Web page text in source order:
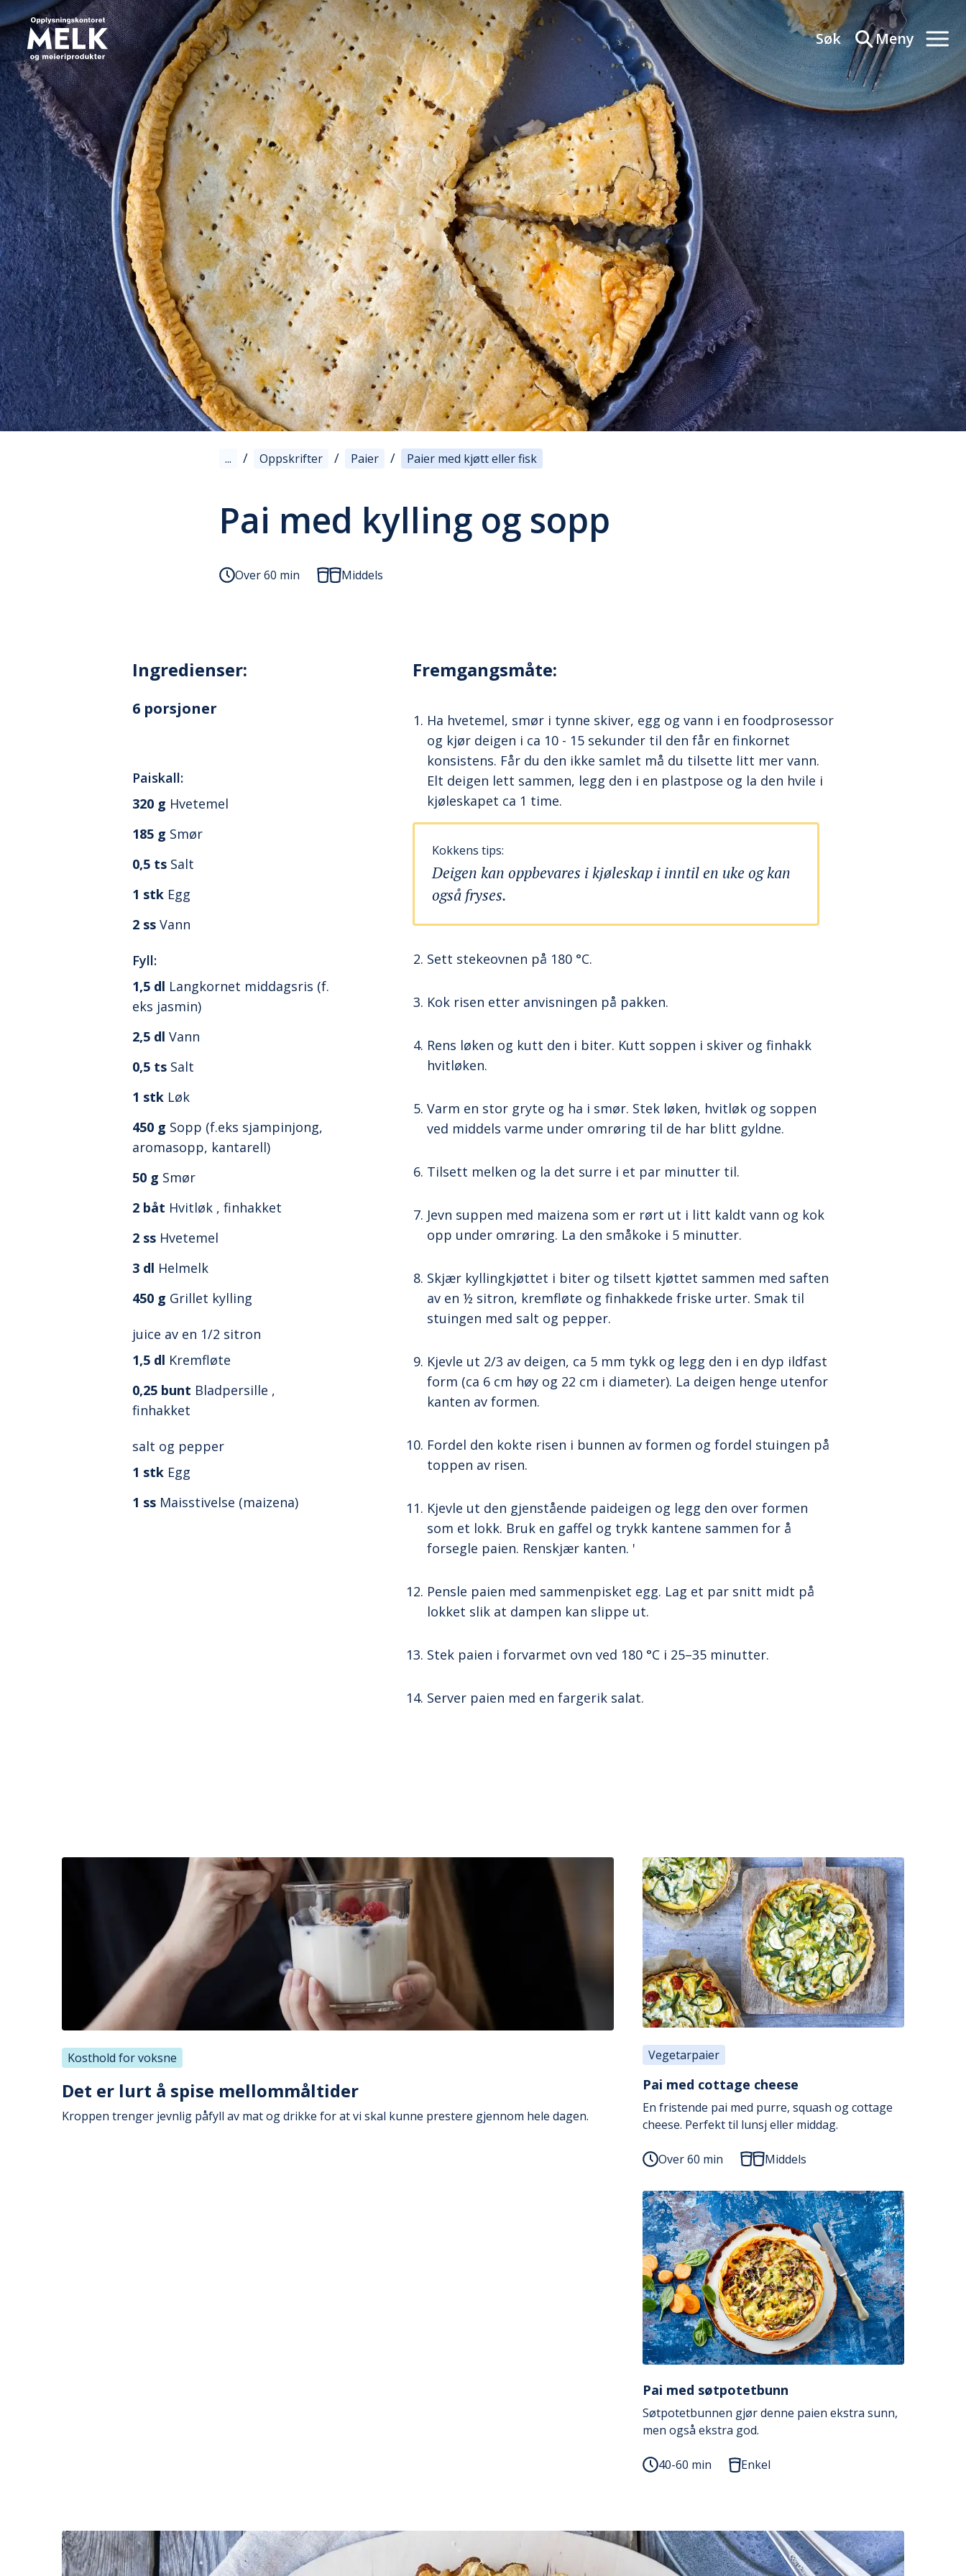
Søk Meny
... / Oppskrifter / Paier / Paier med kjøtt eller fisk
Pai med kylling og sopp
Over 60 min Middels
Ingredienser:
6porsjoner
Paiskall:
320 g Hvetemel
185 g Smør
0,5 ts Salt
1 stk Egg
2 ss Vann
Fyll:
1,5 dl Langkornet middagsris (f.
eks jasmin)
2,5 dl Vann
0,5 ts Salt
1 stk Løk
450 g Sopp (f.eks sjampinjong,
aromasopp, kantarell)
50 g Smør
2 båt Hvitløk , finhakket
2 ss Hvetemel
3 dl Helmelk
450 g Grillet kylling
juice av en 1/2 sitron
1,5 dl Kremfløte
0,25 bunt Bladpersille ,
finhakket
salt og pepper
1 stk Egg
1 ss Maisstivelse (maizena)
Fremgangsmåte:
Ha hvetemel, smør i tynne skiver, egg og vann i en foodprosessor
og kjør deigen i ca 10 - 15 sekunder til den får en finkornet
konsistens. Får du den ikke samlet må du tilsette litt mer vann.
Elt deigen lett sammen, legg den i en plastpose og la den hvile i
kjøleskapet ca 1 time.
Kokkens tips:
Deigen kan oppbevares i kjøleskap i inntil en uke og kan
også fryses.
Sett stekeovnen på 180 °C.
Kok risen etter anvisningen på pakken.
Rens løken og kutt den i biter. Kutt soppen i skiver og finhakk
hvitløken.
Varm en stor gryte og ha i smør. Stek løken, hvitløk og soppen
ved middels varme under omrøring til de har blitt gyldne.
Tilsett melken og la det surre i et par minutter til.
Jevn suppen med maizena som er rørt ut i litt kaldt vann og kok
opp under omrøring. La den småkoke i 5 minutter.
Skjær kyllingkjøttet i biter og tilsett kjøttet sammen med saften
av en ½ sitron, kremfløte og finhakkede friske urter. Smak til
stuingen med salt og pepper.
Kjevle ut 2/3 av deigen, ca 5 mm tykk og legg den i en dyp ildfast
form (ca 6 cm høy og 22 cm i diameter). La deigen henge utenfor
kanten av formen.
Fordel den kokte risen i bunnen av formen og fordel stuingen på
toppen av risen.
Kjevle ut den gjenstående paideigen og legg den over formen
som et lokk. Bruk en gaffel og trykk kantene sammen for å
forsegle paien. Renskjær kanten. '
Pensle paien med sammenpisket egg. Lag et par snitt midt på
lokket slik at dampen kan slippe ut.
Stek paien i forvarmet ovn ved 180 °C i 25–35 minutter.
Server paien med en fargerik salat.
Kosthold for voksne
Det er lurt å spise mellommåltider
Kroppen trenger jevnlig påfyll av mat og drikke for at vi skal kunne prestere gjennom hele dagen.
Vegetarpaier
Pai med cottage cheese
En fristende pai med purre, squash og cottage
cheese. Perfekt til lunsj eller middag.
Over 60 min Middels
Pai med søtpotetbunn
Søtpotetbunnen gjør denne paien ekstra sunn,
men også ekstra god.
40-60 min Enkel